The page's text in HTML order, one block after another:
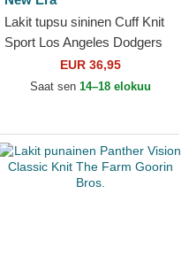
Lakit tupsu sininen Cuff Knit
Sport Los Angeles Dodgers
MLB New EraEUR 36,95
Saat sen 14–18 elokuu